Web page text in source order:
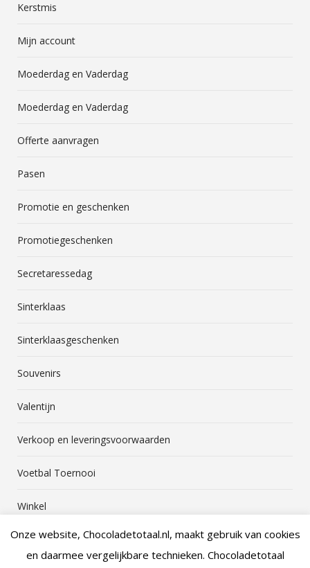
Kerstmis
Mijn account
Moederdag en Vaderdag
Moederdag en Vaderdag
Offerte aanvragen
Pasen
Promotie en geschenken
Promotiegeschenken
Secretaressedag
Sinterklaas
Sinterklaasgeschenken
Souvenirs
Valentijn
Verkoop en leveringsvoorwaarden
Voetbal Toernooi
Winkel
Onze website, Chocoladetotaal.nl, maakt gebruik van cookies
en daarmee vergelijkbare technieken. Chocoladetotaal